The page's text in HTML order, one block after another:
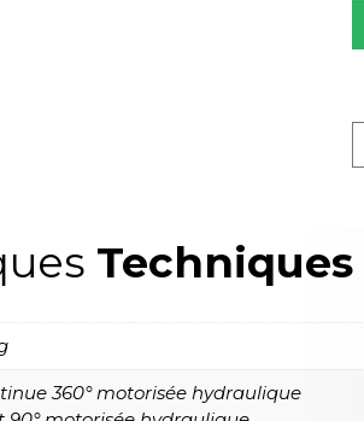
Techniques
360° motorisée hydraulique